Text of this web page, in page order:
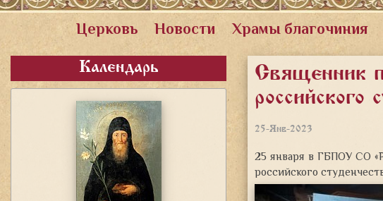
Церковь Новости Храмы благочиния
Календарь
Священник
российского
25-Янв-2023
25 января в ГБПОУ СО
российского